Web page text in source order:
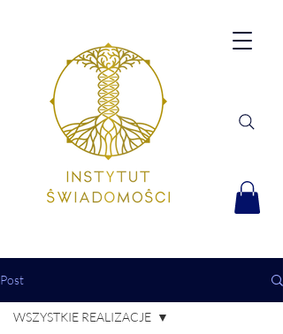
Post
WSZYSTKIE REALIZACJE